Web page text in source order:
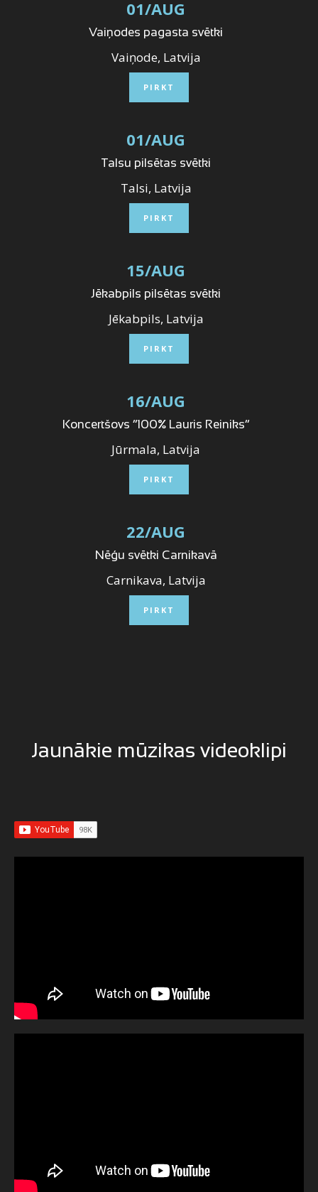
01/AUG
Vaiņodes pagasta svētki
Vaiņode, Latvija
PIRKT
01/AUG
Talsu pilsētas svētki
Talsi, Latvija
PIRKT
15/AUG
Jēkabpils pilsētas svētki
Jēkabpils, Latvija
PIRKT
16/AUG
Koncertšovs “100% Lauris Reiniks”
Jūrmala, Latvija
PIRKT
22/AUG
Nēģu svētki Carnikavā
Carnikava, Latvija
PIRKT
Jaunākie mūzikas videoklipi